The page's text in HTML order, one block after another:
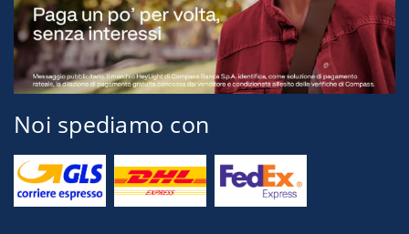
Noi spediamo con